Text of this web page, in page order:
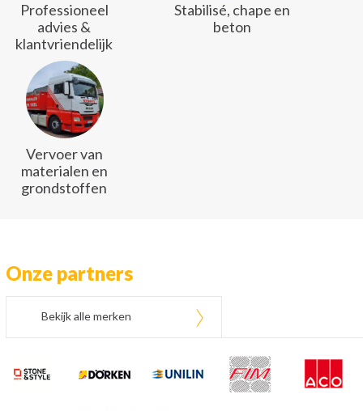
Professioneel
advies &
klantvriendelijk
Stabilisé, chape en
beton
Vervoer van
materialen en
grondstoffen
Onze partners
Bekijk alle merken